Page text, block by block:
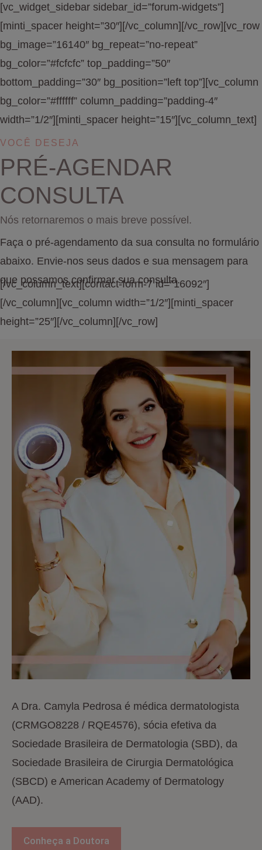
[vc_widget_sidebar sidebar_id=”forum-widgets”]
[minti_spacer height=”30″][/vc_column][/vc_row][vc_row
bg_image=”16140″ bg_repeat=”no-repeat”
bg_color=”#fcfcfc” top_padding=”50″
bottom_padding=”30″ bg_position=”left top”][vc_column
bg_color=”#ffffff” column_padding=”padding-4″
width=”1/2″][minti_spacer height=”15″][vc_column_text]
VOCÊ DESEJA
PRÉ-AGENDAR
CONSULTA
Nós retornaremos o mais breve possível.
Faça o pré-agendamento da sua consulta no formulário
abaixo. Envie-nos seus dados e sua mensagem para
que possamos confirmar sua consulta.
[/vc_column_text][contact-form-7 id=”16092″]
[/vc_column][vc_column width=”1/2″][minti_spacer
height=”25″][/vc_column][/vc_row]
A Dra. Camyla Pedrosa é médica dermatologista
(CRMGO8228 / RQE4576), sócia efetiva da
Sociedade Brasileira de Dermatologia (SBD), da
Sociedade Brasileira de Cirurgia Dermatológica
(SBCD) e American Academy of Dermatology
(AAD).
Conheça a Doutora